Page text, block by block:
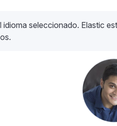
seleccionado. Elastic